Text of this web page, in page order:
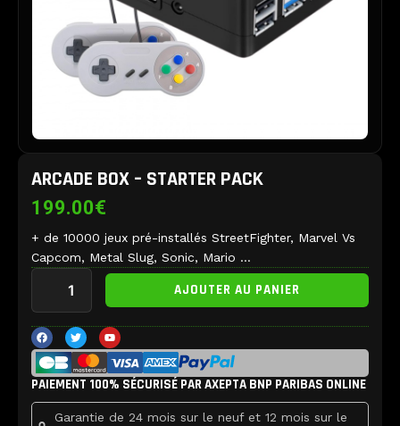
ARCADE BOX – STARTER PACK
199.00€
+ de 10000 jeux pré-installés StreetFighter, Marvel Vs
Capcom, Metal Slug, Sonic, Mario …
quantité
Arcade
Box
-
STARTER
PACK
AJOUTER AU PANIER
F
a
c
e
b
o
k
T
w
i
t
t
e
Y
o
u
t
u
b
PAIEMENT 100% SÉCURISÉ PAR AXEPTA BNP PARIBAS ONLINE
Garantie de 24 mois sur le neuf et 12 mois sur le